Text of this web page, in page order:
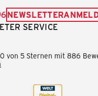
SERVICE
von 5 Sternen mit 886